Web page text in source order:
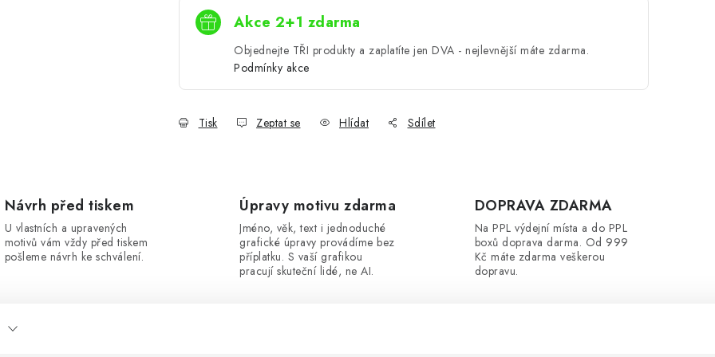
Akce 2+1 zdarma
Objednejte TŘI produkty a zaplatíte jen DVA - nejlevnější máte zdarma.
Podmínky akce
Tisk Zeptat se Hlídat Sdílet
Návrh před tiskem
U vlastních a upravených
motivů vám vždy před tiskem
pošleme návrh ke schválení.
Úpravy motivu zdarma
Jméno, věk, text i jednoduché
grafické úpravy provádíme bez
příplatku. S vaší grafikou
pracují skuteční lidé, ne AI.
DOPRAVA ZDARMA
Na PPL výdejní místa a do PPL
boxů doprava darma. Od 999
Kč máte zdarma veškerou
dopravu.